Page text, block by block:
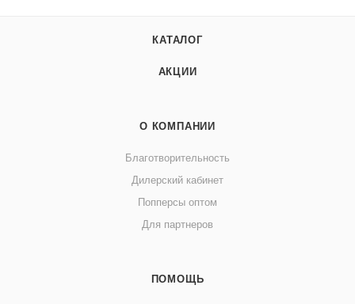
КАТАЛОГ
АКЦИИ
О КОМПАНИИ
Благотворительность
Дилерский кабинет
Попперсы оптом
Для партнеров
ПОМОЩЬ